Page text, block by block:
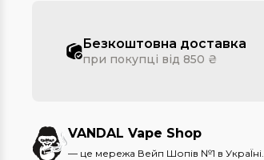
Безкоштовна доставка
при покупці від 850 ₴
VANDAL Vape Shop
— це мережа Вейп Шопів №1 в УкраЇні.